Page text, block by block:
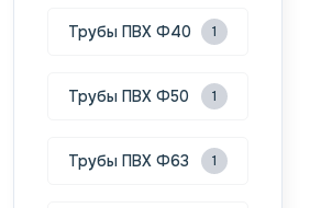
Трубы ПВХ Ф40 1
Трубы ПВХ Ф50 1
Трубы ПВХ Ф63 1